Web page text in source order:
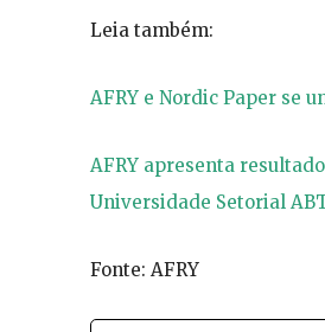
Leia também:
AFRY e Nordic Paper se
AFRY apresenta
Universidade Setorial
Fonte: AFRY